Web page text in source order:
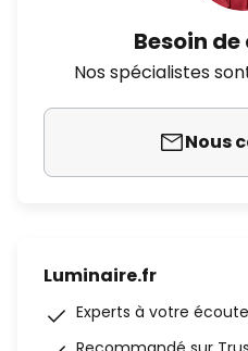
Besoin
Nos spécialistes
Nous
Luminaire.fr
Experts à votre écoute